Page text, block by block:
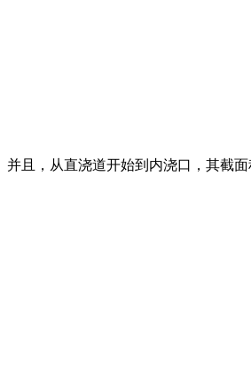
并且，从直浇道开始到内浇口，其截面